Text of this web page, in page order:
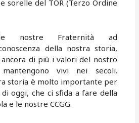
sorelle del TOR (Terzo Ordine
le nostre Fraternità ad
della nostra storia,
di più i valori del nostro
vivi nei secoli.
storia è molto importante per
oggi, che ci sfida a fare della
e le nostre CCGG.